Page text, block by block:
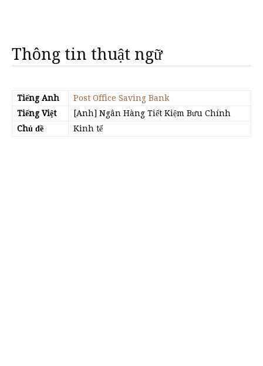
Thông tin thuật ngữ
Tiếng Anh
Post Office Saving Bank
Tiếng Việt
[Anh] Ngân Hàng Tiết Kiệm Bưu Chính
Chủ đề
Kinh tế